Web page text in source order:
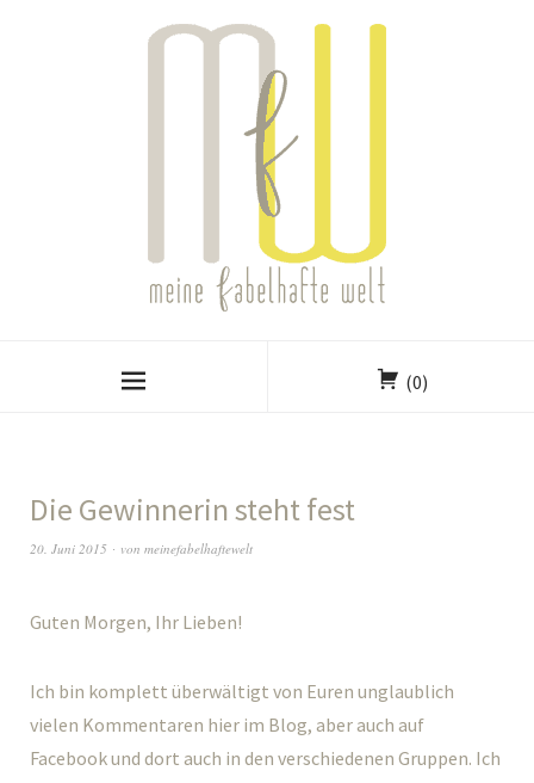
(0)
Die Gewinnerin steht fest
20. Juni 2015 von meinefabelhaftewelt
Guten Morgen, Ihr Lieben!
Ich bin komplett überwältigt von Euren unglaublich
vielen Kommentaren hier im Blog, aber auch auf
Facebook und dort auch in den verschiedenen Gruppen. Ich